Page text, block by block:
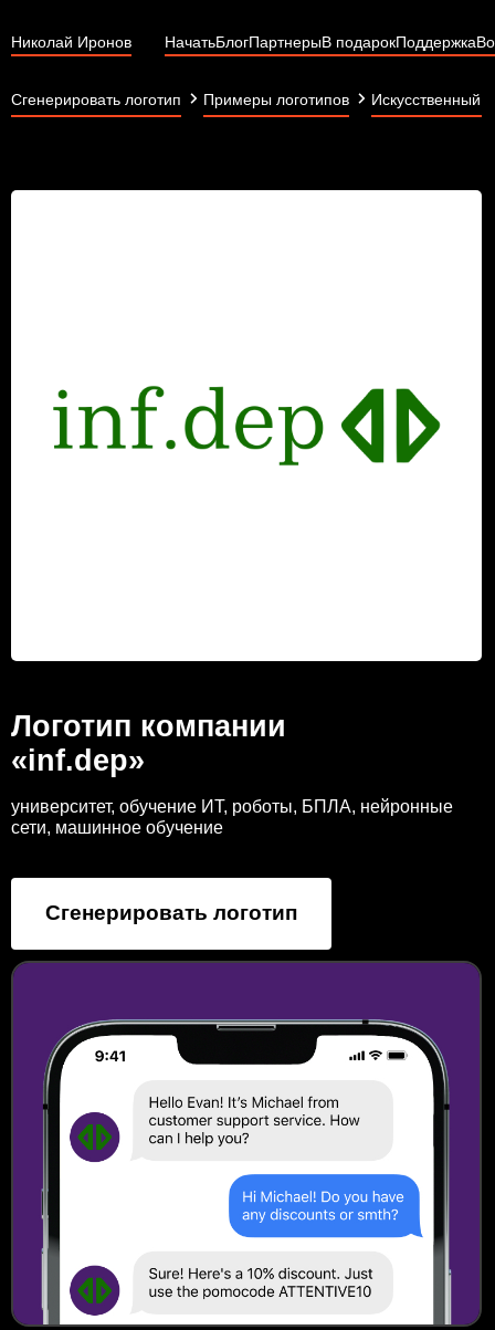
Николай Иронов НачатьБлогПартнерыВ подарокПоддержка
Сгенерировать логотип Примеры логотипов Искусственный
Логотип компании
«inf.dep»
университет, обучение ИТ, роботы, БПЛА, нейронные
сети, машинное обучение
Сгенерировать логотип